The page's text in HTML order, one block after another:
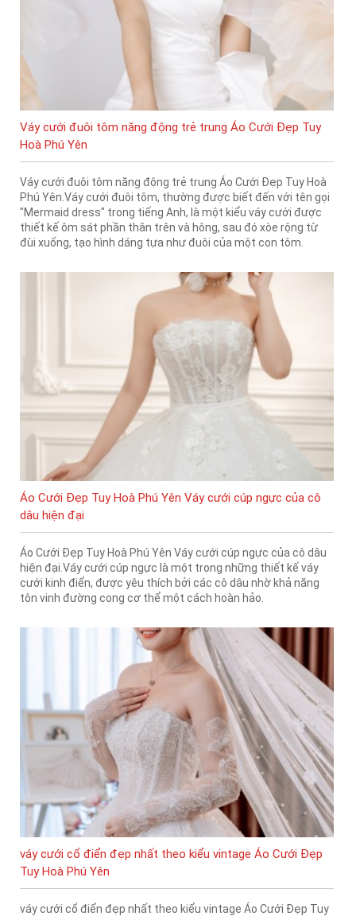
Váy cưới đuôi tôm năng động trẻ trung Áo Cưới Đẹp Tuy
Hoà Phú Yên
Váy cưới đuôi tôm năng động trẻ trung Áo Cưới Đẹp Tuy Hoà
Phú Yên.Váy cưới đuôi tôm, thường được biết đến với tên gọi
"Mermaid dress" trong tiếng Anh, là một kiểu váy cưới được
thiết kế ôm sát phần thân trên và hông, sau đó xòe rộng từ
đùi xuống, tạo hình dáng tựa như đuôi của một con tôm.
Áo Cưới Đẹp Tuy Hoà Phú Yên Váy cưới cúp ngực của cô
dâu hiện đại
Áo Cưới Đẹp Tuy Hoà Phú Yên Váy cưới cúp ngực của cô dâu
hiện đại.Váy cưới cúp ngực là một trong những thiết kế váy
cưới kinh điển, được yêu thích bởi các cô dâu nhờ khả năng
tôn vinh đường cong cơ thể một cách hoàn hảo.
váy cưới cổ điển đẹp nhất theo kiểu vintage Áo Cưới Đẹp
Tuy Hoà Phú Yên
váy cưới cổ điển đẹp nhất theo kiểu vintage Áo Cưới Đẹp Tuy